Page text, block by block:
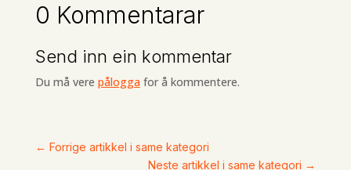
0 Kommentarar
Send inn ein kommentar
Du må vere påloggafor å kommentere.
← Forrige artikkel i same kategori
Neste artikkel i same kategori →